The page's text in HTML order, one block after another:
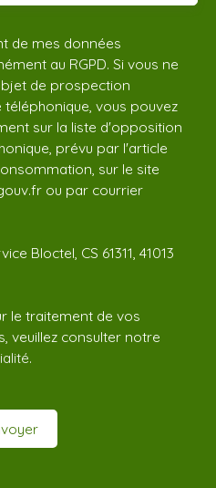
de mes données
au RGPD. Si vous ne
de prospection
vous pouvez
sur la liste d'opposition
prévu par l'article
sur le site
ou par courrier
Bloctel, CS 61311, 41013
le traitement de vos
veuillez consulter notre
.